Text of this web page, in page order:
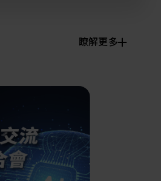
瞭解更多